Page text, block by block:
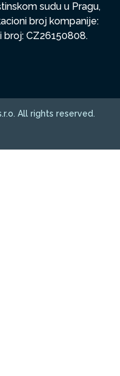
sudu u Pragu,
broj kompanije:
broj: CZ26150808.
All rights reserved.